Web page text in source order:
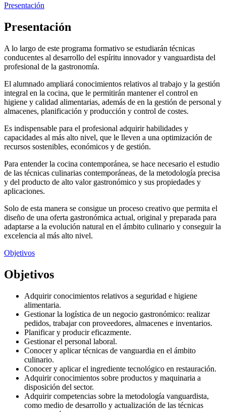
Presentación
Presentación
A lo largo de este programa formativo se estudiarán técnicas
conducentes al desarrollo del espíritu innovador y vanguardista del
profesional de la gastronomía.
El alumnado ampliará conocimientos relativos al trabajo y la gestión
integral en la cocina, que le permitirán mantener el control en
higiene y calidad alimentarias, además de en la gestión de personal y
almacenes, planificación y producción y control de costes.
Es indispensable para el profesional adquirir habilidades y
capacidades al más alto nivel, que le lleven a una optimización de
recursos sostenibles, económicos y de gestión.
Para entender la cocina contemporánea, se hace necesario el estudio
de las técnicas culinarias contemporáneas, de la metodología precisa
y del producto de alto valor gastronómico y sus propiedades y
aplicaciones.
Solo de esta manera se consigue un proceso creativo que permita el
diseño de una oferta gastronómica actual, original y preparada para
adaptarse a la evolución natural en el ámbito culinario y conseguir la
excelencia al más alto nivel.
Objetivos
Objetivos
Adquirir conocimientos relativos a seguridad e higiene
alimentaria.
Gestionar la logística de un negocio gastronómico: realizar
pedidos, trabajar con proveedores, almacenes e inventarios.
Planificar y producir eficazmente.
Gestionar el personal laboral.
Conocer y aplicar técnicas de vanguardia en el ámbito
culinario.
Conocer y aplicar el ingrediente tecnológico en restauración.
Adquirir conocimientos sobre productos y maquinaria a
disposición del sector.
Adquirir competencias sobre la metodología vanguardista,
como medio de desarrollo y actualización de las técnicas